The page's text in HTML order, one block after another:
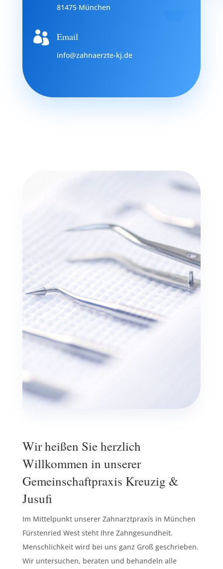
81475 München
 Email
info@zahnaerzte-kj.de
Wir heißen Sie herzlich
Willkommen in unserer
Gemeinschaftpraxis Kreuzig &
Jusufi
Im Mittelpunkt unserer Zahnarztpraxis in München
Fürstenried West steht Ihre Zahngesundheit.
Menschlichkeit wird bei uns ganz Groß geschrieben.
Wir untersuchen, beraten und behandeln alle